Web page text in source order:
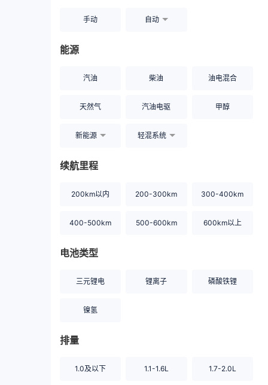
手动 自动
能源
汽油 柴油 油电混合
天然气 汽油电驱 甲醇
新能源 轻混系统
续航里程
200km以内 200-300km 300-400km
400-500km 500-600km 600km以上
电池类型
三元锂电 锂离子 磷酸铁锂
镍氢
排量
1.0及以下 1.1-1.6L 1.7-2.0L